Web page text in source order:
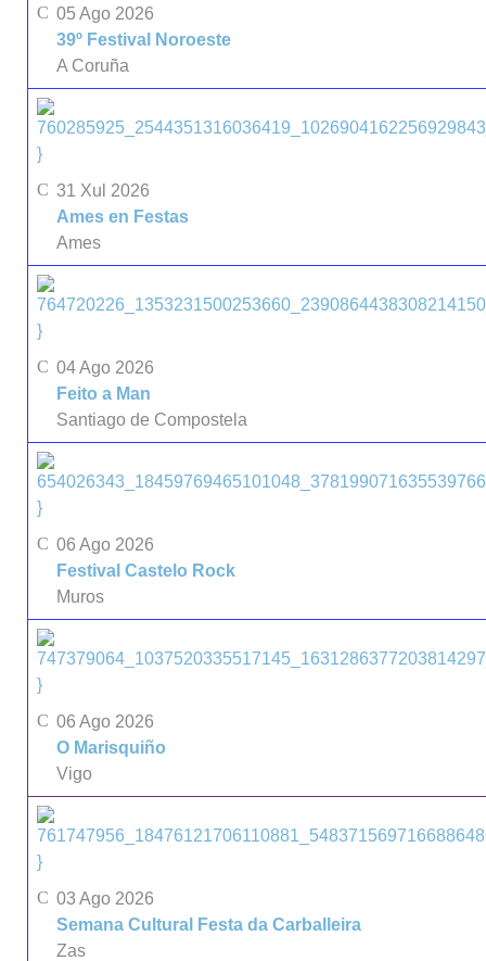
05 Ago 2026
39º Festival Noroeste
A Coruña
}
31 Xul 2026
Ames en Festas
Ames
}
04 Ago 2026
Feito a Man
Santiago de Compostela
}
06 Ago 2026
Festival Castelo Rock
Muros
}
06 Ago 2026
O Marisquiño
Vigo
}
03 Ago 2026
Semana Cultural Festa da Carballeira
Zas